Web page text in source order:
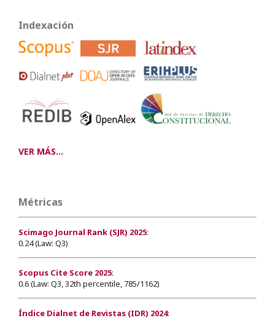
Indexación
VER MÁS...
Métricas
Scimago Journal Rank (SJR) 2025:
0.24 (Law: Q3)
Scopus Cite Score 2025:
0.6 (Law: Q3, 32th percentile, 785/1162)
Índice Dialnet de Revistas (IDR) 2024: